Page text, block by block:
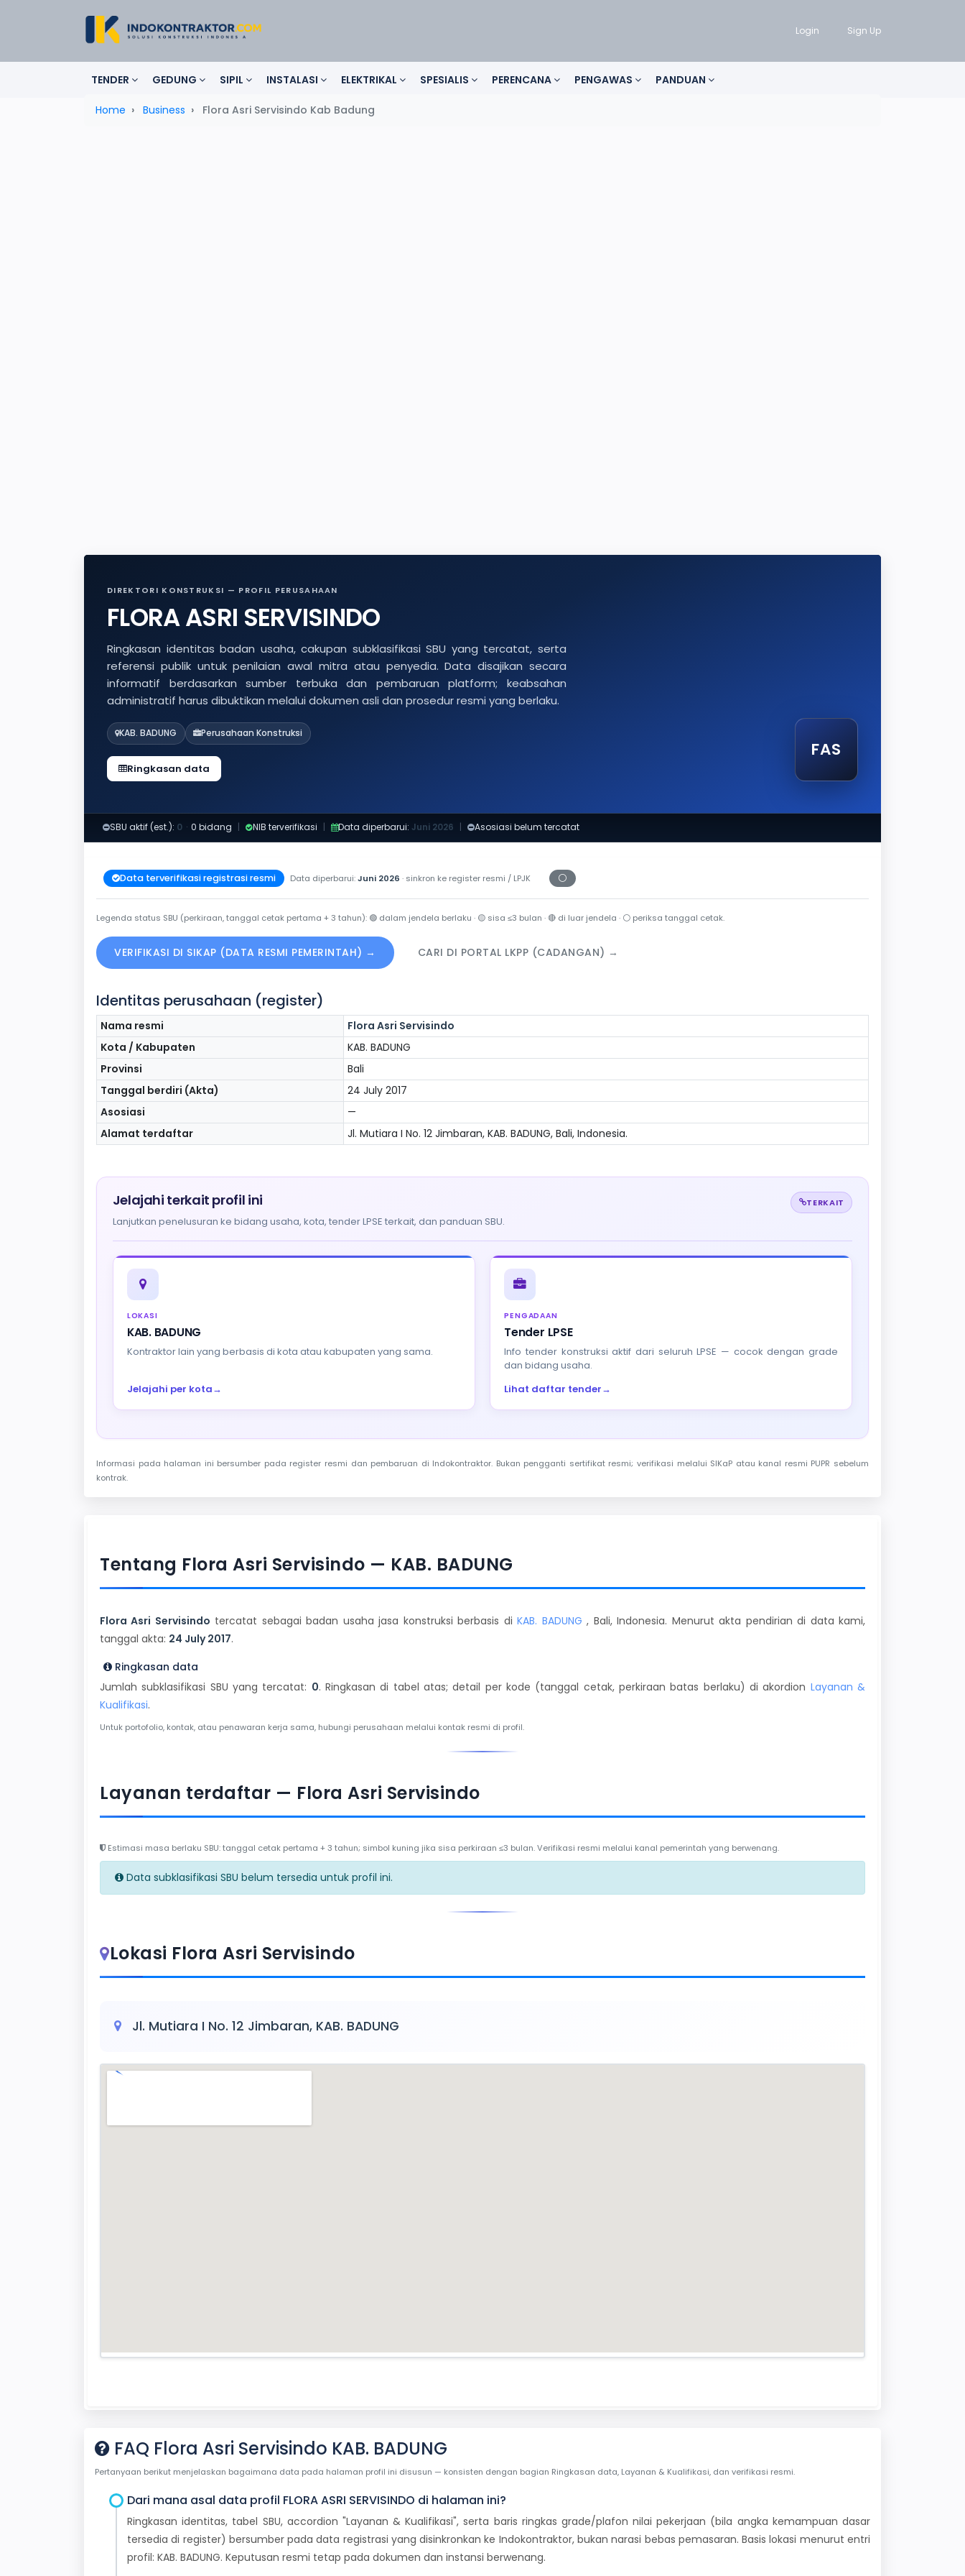
Login Sign Up
TENDER GEDUNG SIPIL INSTALASI ELEKTRIKAL SPESIALIS PERENCANA PENGAWAS PANDUAN
Home Business Flora Asri Servisindo Kab Badung
DIREKTORI KONSTRUKSI — PROFIL PERUSAHAAN
FLORA ASRI SERVISINDO
Ringkasan identitas badan usaha, cakupan subklasifikasi SBU yang tercatat, serta
referensi publik untuk penilaian awal mitra atau penyedia. Data disajikan secara
informatif berdasarkan sumber terbuka dan pembaruan platform; keabsahan
administratif harus dibuktikan melalui dokumen asli dan prosedur resmi yang berlaku.
KAB. BADUNG Perusahaan Konstruksi
Ringkasan data
FAS
SBU aktif (est.): 0 · 0 bidang | NIB terverifikasi | Data diperbarui: Juni 2026 | Asosiasi belum tercatat
Data terverifikasi registrasi resmi Data diperbarui:Juni 2026 · sinkron ke register resmi / LPJK ⚪
Periksa tanggal cetak
Legenda status SBU (perkiraan, tanggal cetak pertama + 3 tahun): 🟢 dalam jendela berlaku · 🟡 sisa ≤3 bulan ·🔴 di luar jendela · ⚪ periksa tanggal cetak.
VERIFIKASI DI SIKAP (DATA RESMI PEMERINTAH) → CARI DI PORTAL LKPP (CADANGAN) →
Identitas perusahaan (register)
Nama resmi
Flora Asri Servisindo
Kota / Kabupaten
KAB. BADUNG
Provinsi
Bali
Tanggal berdiri (Akta)
24 July 2017
Asosiasi
—
Alamat terdaftar
Jl. Mutiara I No. 12 Jimbaran, KAB. BADUNG, Bali, Indonesia.
Jelajahi terkait profil ini
Lanjutkan penelusuran ke bidang usaha, kota, tender LPSE terkait, dan panduan SBU.
TERKAIT
LOKASI
KAB. BADUNG
Kontraktor lain yang berbasis di kota atau kabupaten yang sama.
Jelajahi per kota→
PENGADAAN
Tender LPSE
Info tender konstruksi aktif dari seluruh LPSE — cocok dengan grade
dan bidang usaha.
Lihat daftar tender→
Informasi pada halaman ini bersumber pada register resmi dan pembaruan di Indokontraktor. Bukan pengganti sertifikat resmi; verifikasi melalui SIKaP atau kanal resmi PUPR sebelum
kontrak.
Tentang Flora Asri Servisindo — KAB. BADUNG
Flora Asri Servisindo tercatat sebagai badan usaha jasa konstruksi berbasis diKAB. BADUNG , Bali, Indonesia. Menurut akta pendirian di data kami,
tanggal akta: 24 July 2017.
Ringkasan data
Jumlah subklasifikasi SBU yang tercatat: 0. Ringkasan di tabel atas; detail per kode (tanggal cetak, perkiraan batas berlaku) di akordion Layanan &
Kualifikasi.
Untuk portofolio, kontak, atau penawaran kerja sama, hubungi perusahaan melalui kontak resmi di profil.
Layanan terdaftar — Flora Asri Servisindo
Estimasi masa berlaku SBU: tanggal cetak pertama + 3 tahun; simbol kuning jika sisa perkiraan ≤3 bulan. Verifikasi resmi melalui kanal pemerintah yang berwenang.
Data subklasifikasi SBU belum tersedia untuk profil ini.
Lokasi Flora Asri Servisindo
Jl. Mutiara I No. 12 Jimbaran, KAB. BADUNG
FAQ Flora Asri Servisindo KAB. BADUNG
Pertanyaan berikut menjelaskan bagaimana data pada halaman profil ini disusun — konsisten dengan bagian Ringkasan data, Layanan & Kualifikasi, dan verifikasi resmi.
Dari mana asal data profil FLORA ASRI SERVISINDO di halaman ini?
Ringkasan identitas, tabel SBU, accordion "Layanan & Kualifikasi", serta baris ringkas grade/plafon nilai pekerjaan (bila angka kemampuan dasar
tersedia di register) bersumber pada data registrasi yang disinkronkan ke Indokontraktor, bukan narasi bebas pemasaran. Basis lokasi menurut entri
profil: KAB. BADUNG. Keputusan resmi tetap pada dokumen dan instansi berwenang.